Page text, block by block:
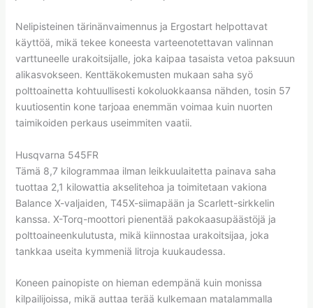
Nelipisteinen tärinänvaimennus ja Ergostart helpottavat
käyttöä, mikä tekee koneesta varteenotettavan valinnan
varttuneelle urakoitsijalle, joka kaipaa tasaista vetoa paksuun
alikasvokseen. Kenttäkokemusten mukaan saha syö
polttoainetta kohtuullisesti kokoluokkaansa nähden, tosin 57
kuutiosentin kone tarjoaa enemmän voimaa kuin nuorten
taimikoiden perkaus useimmiten vaatii.
Husqvarna 545FR
Tämä 8,7 kilogrammaa ilman leikkuulaitetta painava saha
tuottaa 2,1 kilowattia akselitehoa ja toimitetaan vakiona
Balance X-valjaiden, T45X-siimapään ja Scarlett-sirkkelin
kanssa. X-Torq-moottori pienentää pakokaasupäästöjä ja
polttoaineenkulutusta, mikä kiinnostaa urakoitsijaa, joka
tankkaa useita kymmeniä litroja kuukaudessa.
Koneen painopiste on hieman edempänä kuin monissa
kilpailijoissa, mikä auttaa terää kulkemaan matalammalla